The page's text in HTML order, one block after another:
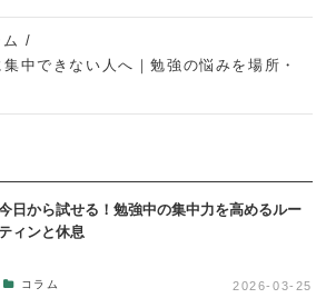
/
中できない人へ｜勉強の悩みを場所・
日から試せる！勉強中の集中力を高めるルー
ティンと休息
コラム 2026-03-25